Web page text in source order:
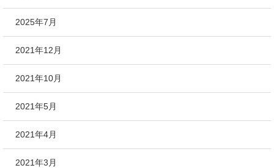
2025年7月
2021年12月
2021年10月
2021年5月
2021年4月
2021年3月